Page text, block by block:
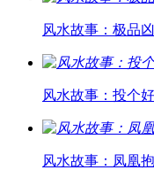
风水故事：极品
风水故事：投个
风水故事：凤凰